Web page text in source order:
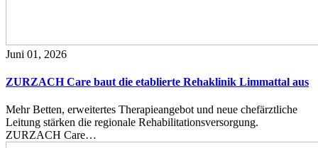
Juni 01, 2026
ZURZACH Care baut die etablierte Rehaklinik Limmattal aus
Mehr Betten, erweitertes Therapieangebot und neue chefärztliche
Leitung stärken die regionale Rehabilitationsversorgung.
ZURZACH Care…